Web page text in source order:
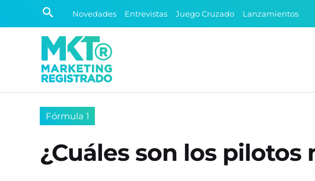
Novedades Entrevistas Juego Cruzado Lanzamientos
Fórmula 1
¿Cuáles son los pilotos